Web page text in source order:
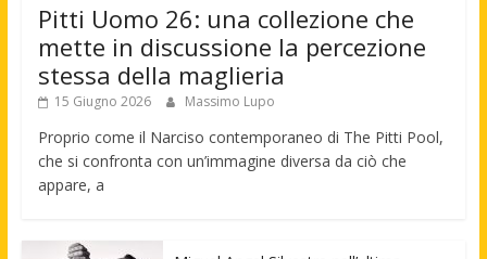
Pitti Uomo 26: una collezione che
mette in discussione la percezione
stessa della maglieria
15 Giugno 2026 Massimo Lupo
Proprio come il Narciso contemporaneo di The Pitti Pool,
che si confronta con un’immagine diversa da ciò che
appare, a